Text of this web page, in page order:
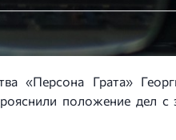
«Персона Грата»
положение дел с